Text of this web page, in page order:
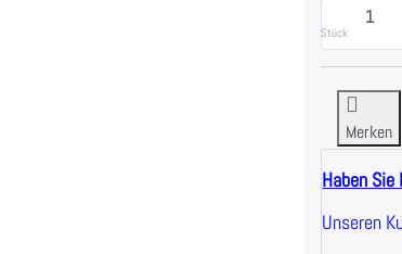
Stück
Merken
Haben Sie
Unseren